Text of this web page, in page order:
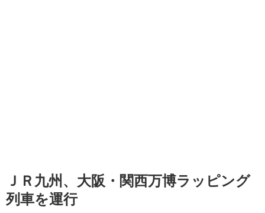
ＪＲ九州、大阪・関西万博ラッピング
列車を運行